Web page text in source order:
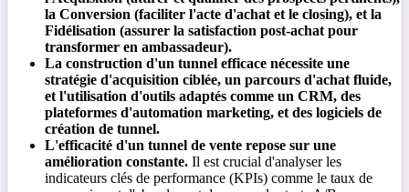
la Conversion (faciliter l'acte d'achat et le closing), et la
Fidélisation (assurer la satisfaction post-achat pour
transformer en ambassadeur).
La construction d'un tunnel efficace nécessite une
stratégie d'acquisition ciblée, un parcours d'achat fluide,
et l'utilisation d'outils adaptés comme un CRM, des
plateformes d'automation marketing, et des logiciels de
création de tunnel.
L'efficacité d'un tunnel de vente repose sur une
amélioration constante. Il est crucial d'analyser les
indicateurs clés de performance (KPIs) comme le taux de